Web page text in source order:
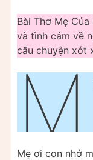
Bài Thơ Mẹ
và tình cảm về
câu chuyện xót
M
Mẹ ơi con nhớ